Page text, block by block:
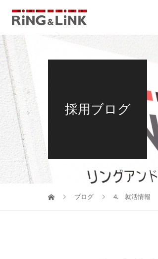
採用ブログ
ブログ 4. 就活情報